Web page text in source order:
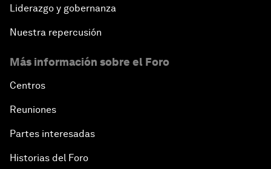
Liderazgo y gobernanza
Nuestra repercusión
Más información sobre el Foro
Centros
Reuniones
Partes interesadas
Historias del Foro